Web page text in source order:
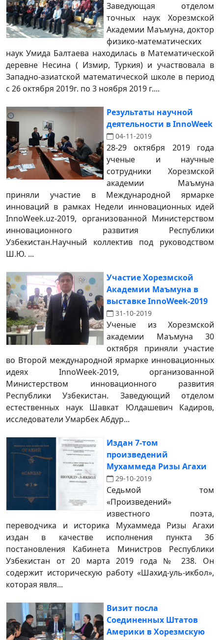
Заведующая отделом
точных наук Хорезмской
Академии Маъмуна, доктор
физико-математических
наук Умида Балтаева находилась в​ Математической
деревне Несина ( Измир, Туркия) и участвовала в
Западно-азиатской математической школе в период
с 26 октября 2019г. по 3 ноября 2019 г....
Результаты научной
деятельности в InnoWeek
04-11-2019
28-29 октября 2019 года
ученые и научные
сотрудники Хорезмской
академии Маъмуна
приняли участие в Международной ярмарке
инноваций в рамках Недели инновационных идей
InnoWeek.uz-2019, организованной Министерством
инновационного развития Республики
Узбекистан.Научный коллектив под руководством
Ш.Ю. ...
Участие Хорезмской
Академии Маъмуна в
выставке InnoWeek-2019
31-10-2019
Ученые из Хорезмской
академии Маъмуна 30
октября приняли участие
во Второй международной ярмарке инновационных
идеях InnoWeek-2019, организованной
Министерством инновационного развития
Республики Узбекистан. Заведующий отделом
естественных наук Шавкат Юлдашевич Кадиров,
исследователи Умарбек Абдур...
Издан 7-том
произведений
Мухаммеда Ризы Агахи
29-10-2019
Седьмой том
«Произведений»
известного поэта,
переводчика и историка Мухаммеда Ризы Агахи
издан в качестве исполнения пункта 3б
постановления Кабинета Министров Республики
Узбекистан от 20 марта 2019 года № 238. Он
содержит историческую работу «Шахид-уль-икбол»,
которая явля...
Визит посла
Соединенных Штатов
Америки в Хорезмскую